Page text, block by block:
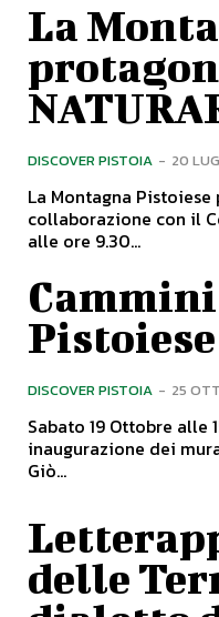
La
DISCOVER PISTOIA - 20
La Montagna
collaborazione con il
alle ore 9.30...
Pistoiese
DISCOVER PISTOIA - 25
Sabato 19 Ottobre alle
inaugurazione dei
Giò...
delle